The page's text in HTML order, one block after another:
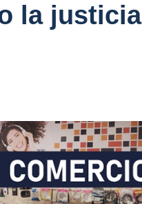
la justicia